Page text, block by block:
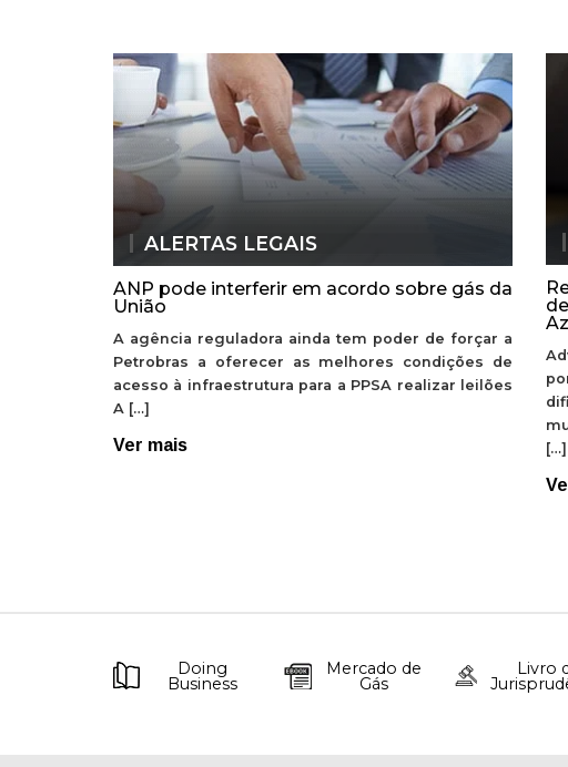
ALERTAS LEGAIS
ANP pode interferir em acordo sobre gás da
União
A agência reguladora ainda tem poder de forçar a
Petrobras a oferecer as melhores condições de
acesso à infraestrutura para a PPSA realizar leilões
A […]
Ver mais
[…]
Doing
Business
Mercado de
Gás
Livro